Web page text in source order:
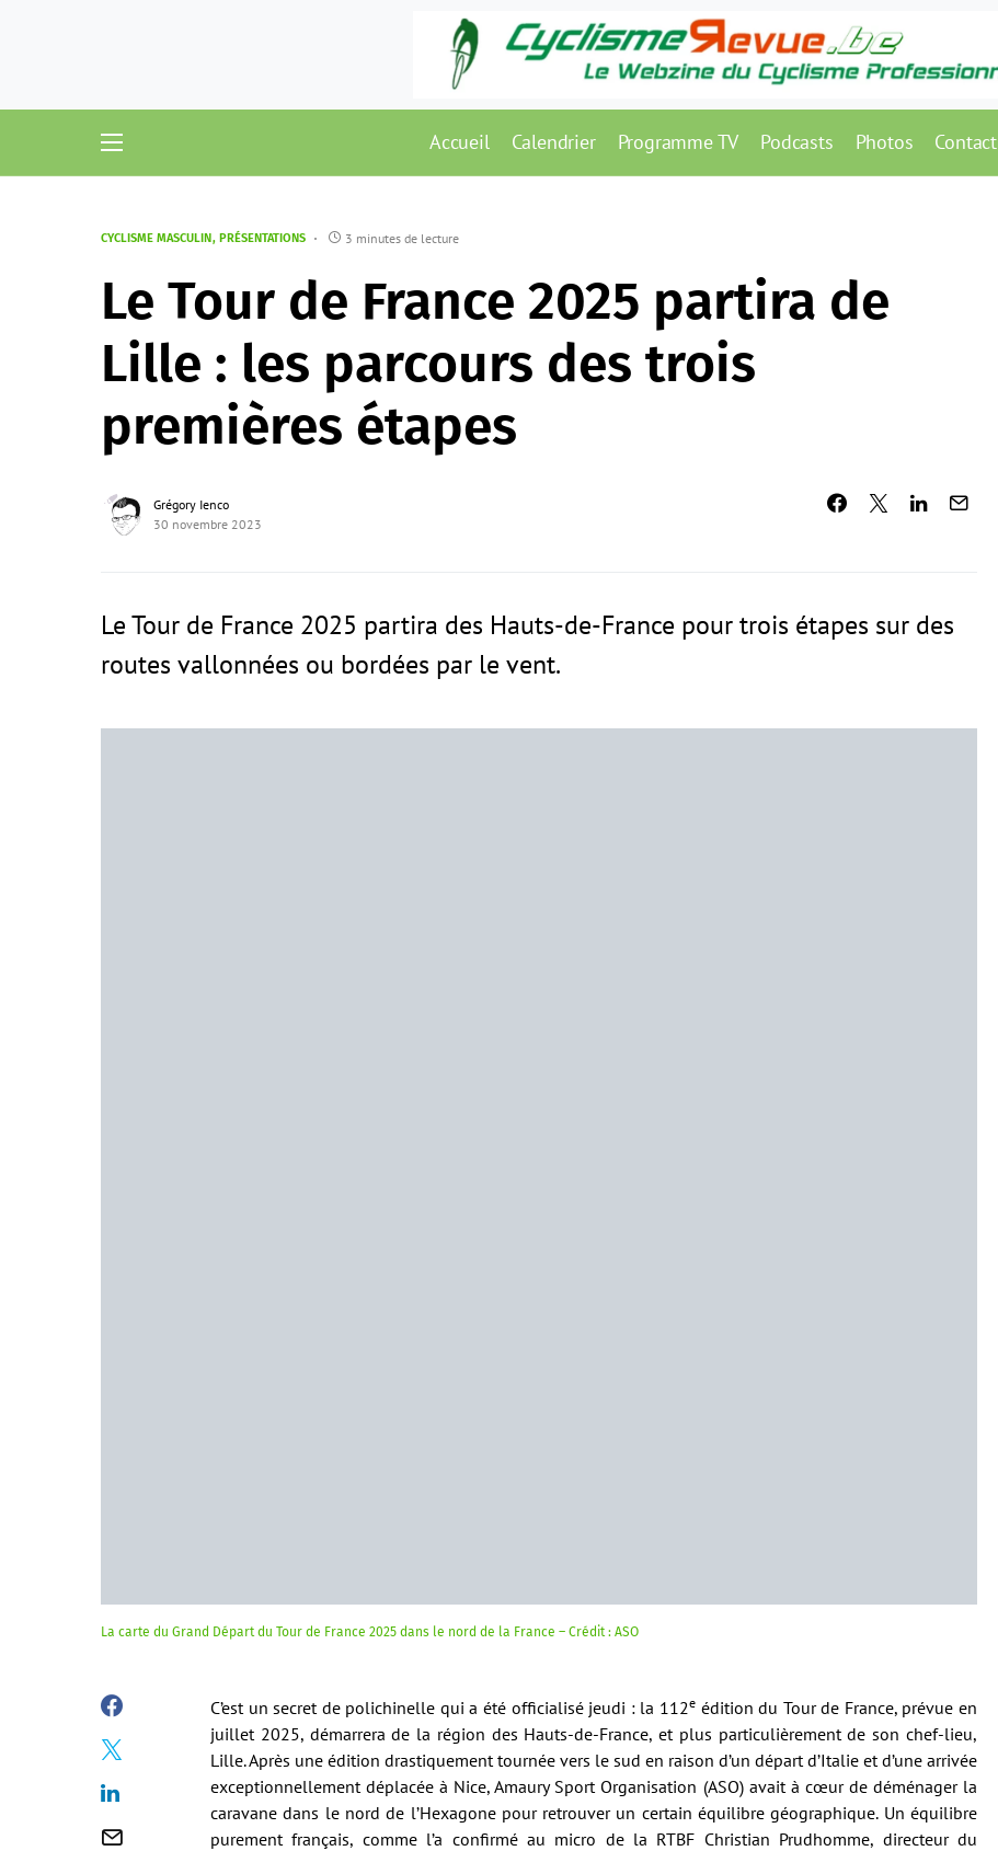
Accueil Calendrier Programme TV Podcasts Photos Contact
CYCLISME MASCULIN PRÉSENTATIONS 3 minutes de lecture
Le Tour de France 2025 partira de
Lille : les parcours des trois
premières étapes
Grégory Ienco
30 novembre 2023
Le Tour de France 2025 partira des Hauts-de-France pour trois étapes sur des
routes vallonnées ou bordées par le vent.
La carte du Grand Départ du Tour de France 2025 dans le nord de la France – Crédit : ASO
C’est un secret de polichinelle qui a été officialisé jeudi : la 112eédition du Tour de France, prévue en
juillet 2025, démarrera de la région des Hauts-de-France, et plus particulièrement de son chef-lieu,
Lille. Après une édition drastiquement tournée vers le sud en raison d’un départ d’Italie et d’une arrivée
exceptionnellement déplacée à Nice, Amaury Sport Organisation (ASO) avait à cœur de déménager la
caravane dans le nord de l’Hexagone pour retrouver un certain équilibre géographique. Un équilibre
purement français, comme l’a confirmé au micro de la RTBF Christian Prudhomme, directeur du